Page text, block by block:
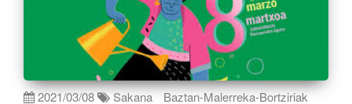
2021/03/08 Sakana Baztan-Malerreka-Bortziriak